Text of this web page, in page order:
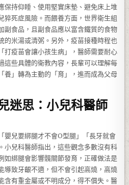
保持仰睡、使用堅實床墊、避免床上堆
猝死症風險。而餵養方面，世界衛生組
副食品，且副食品應以富含鐵質的食物
的米湯或清粥。另外，疫苗接種時程也
打疫苗會讓小孩生病」，醫師需要耐心
這些具體的衛教內容，長輩可以理解每
養」轉為主動的「育」，進而成為父母
迷思：小兒科醫師
嬰兒要綁腿才不會O型腿」「長牙就會
小兒科醫師指出，這些觀念多數沒有科
如綁腿會影響髖關節發育，正確做法是
導致牙齦不適，但不會引起高燒，高燒
含有重金屬或不明成分，得不償失。醫